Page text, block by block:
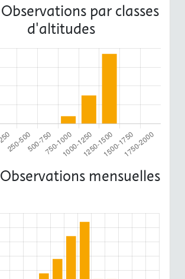
Observations par classes
d'altitudes
Observations mensuelles